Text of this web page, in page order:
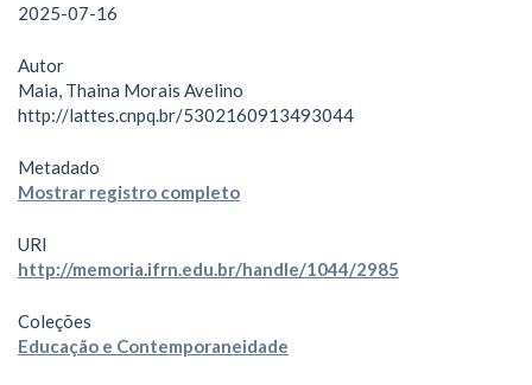
2025-07-16
Autor
Maia, Thaina Morais Avelino
http://lattes.cnpq.br/5302160913493044
Metadado
Mostrar registro completo
URI
http://memoria.ifrn.edu.br/handle/1044/2985
Coleções
Educação e Contemporaneidade